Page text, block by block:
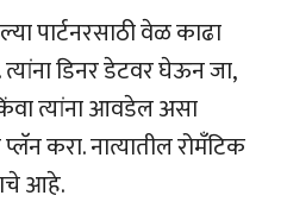
पार्टनरसाठी वेळ काढा
डिनर डेटवर घेऊन जा,
त्यांना आवडेल असा
करा. नात्यातील रोमँटिक
आहे.